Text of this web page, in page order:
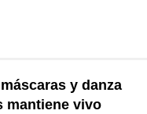
y danza
mantiene vivo